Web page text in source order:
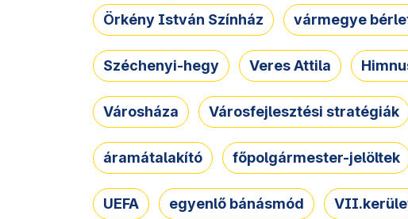
Örkény István Színház vármegye
Széchenyi-hegy Veres Attila
Városháza Városfejlesztési stratégiák
áramátalakító főpolgármester-jelöltek
UEFA egyenlő bánásmód